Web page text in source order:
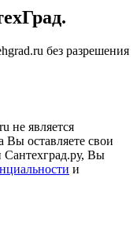
без разрешения
не является
оставляете свои
Сантехград.ру, Вы
и